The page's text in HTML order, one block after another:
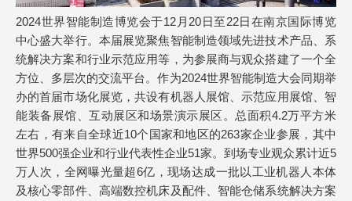
2024世界智能制造博览会于12月20日至22日在南京国际博览
中心盛大举行。本届展览聚焦智能制造领域先进技术产品、系
统解决方案和行业示范应用等，为参展商与观众搭建了一个全
方位、多层次的交流平台。作为2024世界智能制造大会同期举
办的首届市场化展览，共设有机器人展馆、示范应用展馆、智
能装备展馆、互动展区和场景演示展区。总面积4.2万平方米
左右，有来自全球近10个国家和地区的263家企业参展，其中
世界500强企业和行业代表性企业51家。到场专业观众累计近5
万人次，全网曝光量超6亿，现场达成一批以工业机器人本体
及核心零部件、高端数控机床及配件、智能仓储系统解决方案